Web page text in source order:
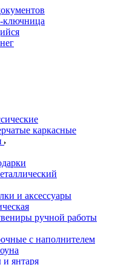
каркасные
и аксессуары
ручной работы
с наполнителем
янтаря